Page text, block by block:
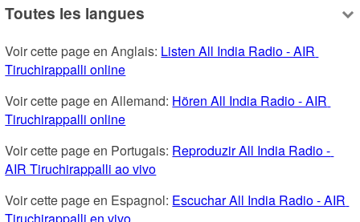
Toutes les langues
Voir cette page en Anglais: Listen All India Radio - AIR
Tiruchirappalli online
Voir cette page en Allemand: Hören All India Radio - AIR
Tiruchirappalli online
Voir cette page en Portugais: Reproduzir All India Radio -
AIR Tiruchirappalli ao vivo
Voir cette page en Espagnol: Escuchar All India Radio - AIR
Tiruchirappalli en vivo